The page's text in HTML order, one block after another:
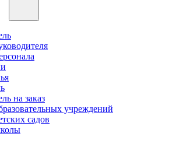
на заказ
учреждений
садов